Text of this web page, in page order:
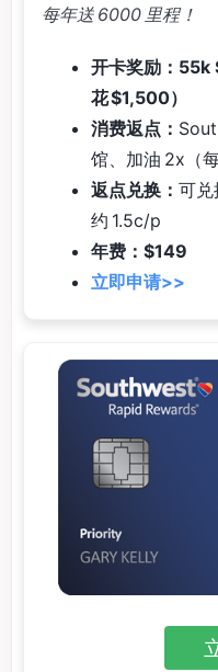
每年送 6000 里程！
开卡奖励：55k
花 $1,500）
消费返点：
馆、加油 2x（
返点兑换： 可兑
约 1.5c/p
年费：$149
立即申请>>